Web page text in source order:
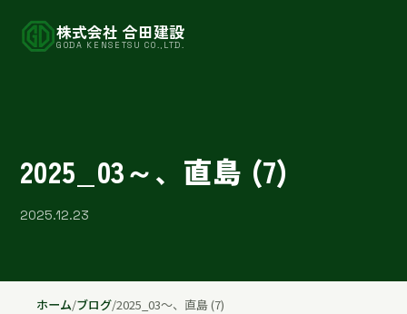
株式会社 合田建設
GODA KENSETSU CO.,LTD.
2025_03～、直島 (7)
2025.12.23
ホーム/ブログ/2025_03～、直島 (7)